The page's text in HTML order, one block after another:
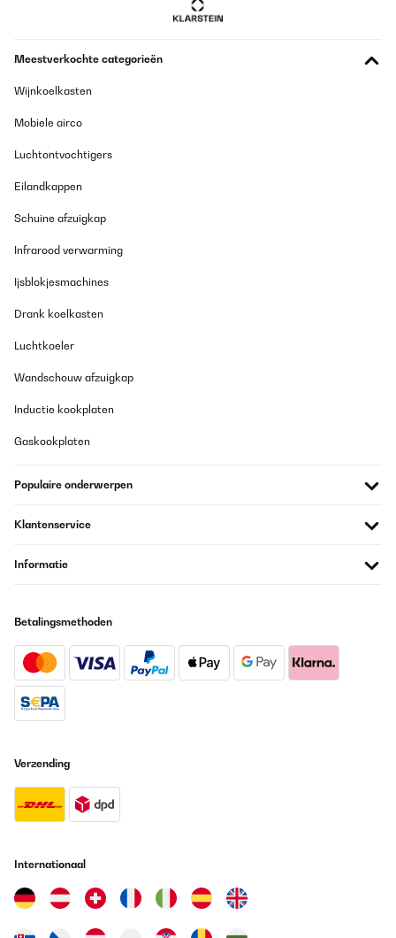
Meestverkochte categorieën
Wijnkoelkasten
Mobiele airco
Luchtontvochtigers
Eilandkappen
Schuine afzuigkap
Infrarood verwarming
Ijsblokjesmachines
Drank koelkasten
Luchtkoeler
Wandschouw afzuigkap
Inductie kookplaten
Gaskookplaten
Populaire onderwerpen
Klantenservice
Informatie
Betalingsmethoden
Verzending
Internationaal